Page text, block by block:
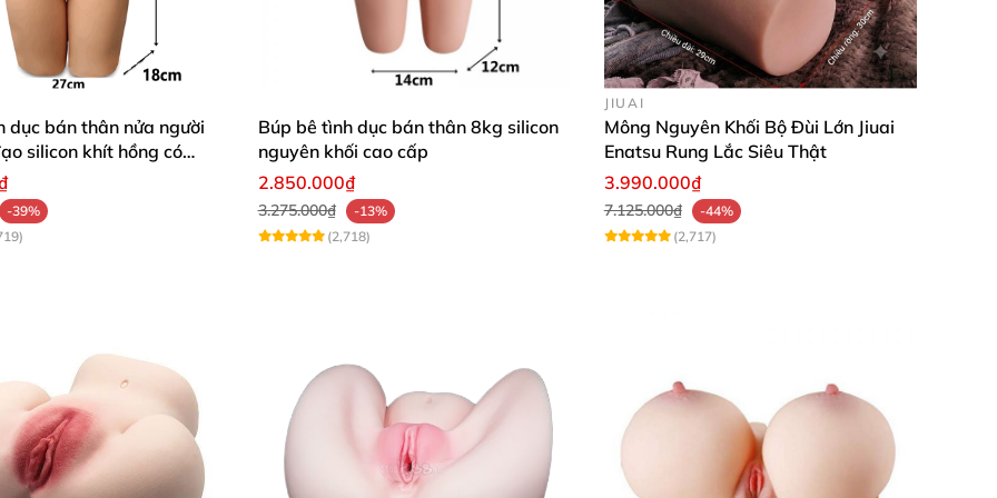
thần mới lớn BB244 nên mua ở đâu để đảm bảo chất lượng và an toàn khi sử dụng.
thần mới lớn BB244
dục bán thân nửa người
silicon khít hồng có
-39%
Búp bê tình dục bán thân 8kg silicon
nguyên khối cao cấp
2.850.000₫
3.275.000₫
-13%
(2,718)
JIUAI
Mông Nguyên Khối Bộ Đùi Lớn Jiuai
Enatsu Rung Lắc Siêu Thật
3.990.000₫
7.125.000₫
-44%
(2,717)